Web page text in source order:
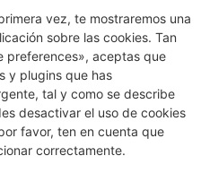
vez, te mostraremos una
sobre las cookies. Tan
preferences», aceptas que
y plugins que has
tal y como se describe
desactivar el uso de cookies
favor, ten en cuenta que
correctamente.